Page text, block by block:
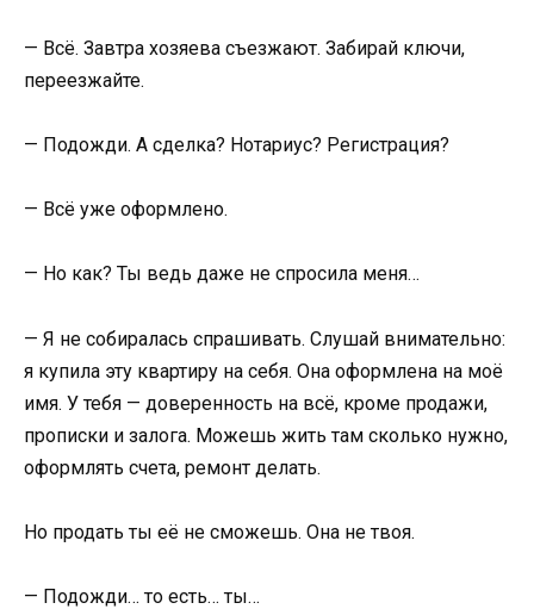
— Всё. Завтра хозяева съезжают. Забирай ключи,
переезжайте.
— Подожди. А сделка? Нотариус? Регистрация?
— Всё уже оформлено.
— Но как? Ты ведь даже не спросила меня…
— Я не собиралась спрашивать. Слушай внимательно:
я купила эту квартиру на себя. Она оформлена на моё
имя. У тебя — доверенность на всё, кроме продажи,
прописки и залога. Можешь жить там сколько нужно,
оформлять счета, ремонт делать.
Но продать ты её не сможешь. Она не твоя.
— Подожди… то есть… ты…